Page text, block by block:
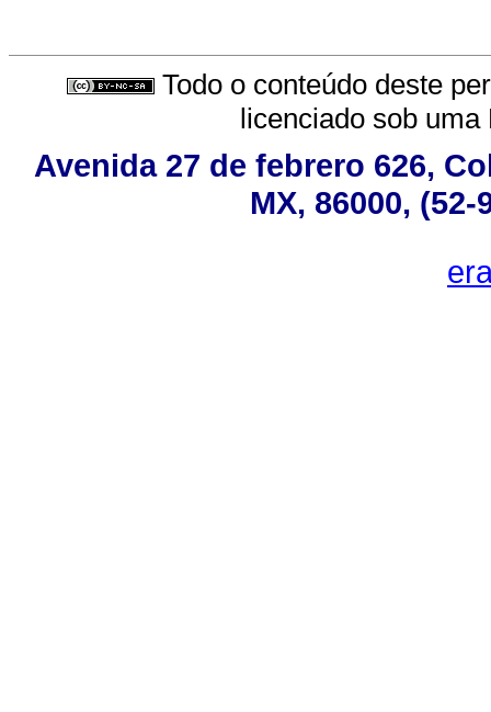
Todo o conteúdo deste
licenciado sob uma
Avenida 27 de febrero 626,
MX, 86000,